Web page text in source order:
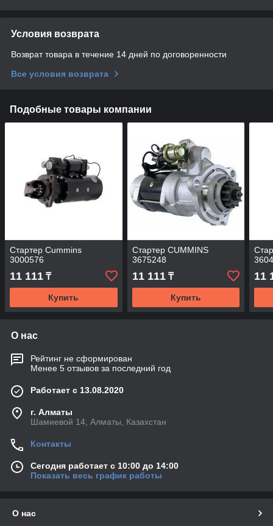
Условия возврата
Возврат товара в течение 14 дней по договоренности
Все условия возврата
Подобные товары компании
Стартер Cummins
3000576
11 111 ₸
Купить
Стартер CUMMINS
3675248
11 111₸
Купить
11
О нас
Рейтинг не сформирован
Менее 5 отзывов за последний год
Работает с 13.08.2020
г. Алматы
Шамиевой 14, Алматы, Казахстан
Контакты
Сегодня работает с 10:00 до 14:00
Показать весь график работы
О нас